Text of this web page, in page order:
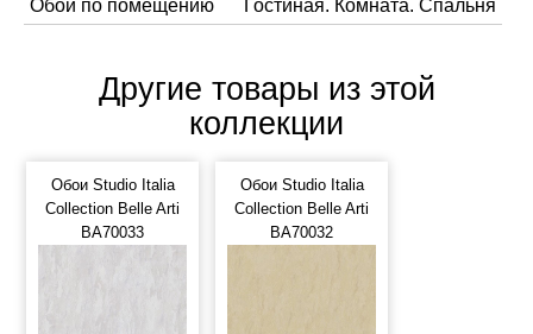
Обои по помещению
Гостиная. Комната. Спальня
Другие товары из этой
коллекции
Обои Studio Italia
Collection Belle Arti
BA70033
Обои Studio Italia
Collection Belle Arti
BA70032